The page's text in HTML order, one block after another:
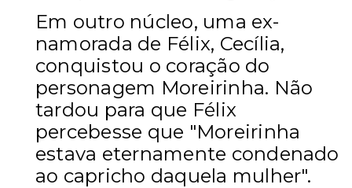
Em outro núcleo, uma ex-
namorada de Félix, Cecília,
conquistou o coração do
personagem Moreirinha. Não
tardou para que Félix
percebesse que "Moreirinha
estava eternamente condenado
ao capricho daquela mulher".